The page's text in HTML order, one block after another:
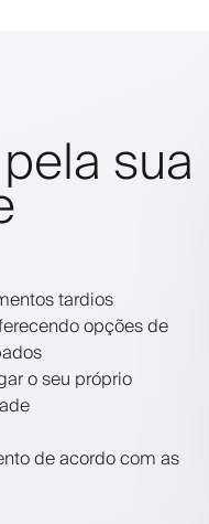
sua
tardios
opções de
o seu próprio
de acordo com as